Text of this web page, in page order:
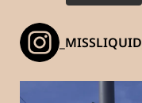
_MISSLIQUID_